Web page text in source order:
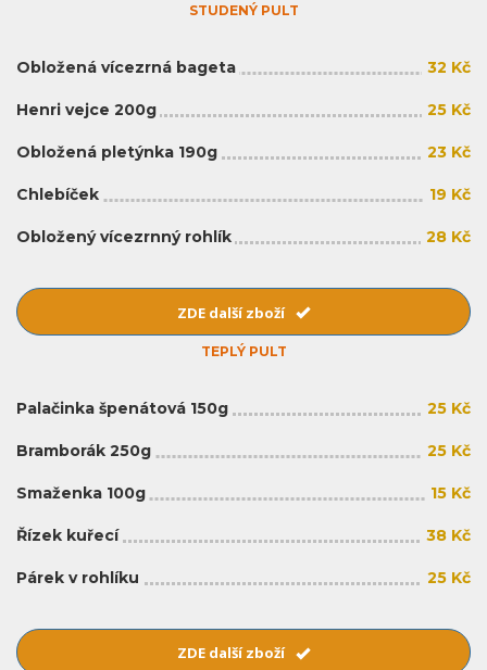
STUDENÝ PULT
Obložená vícezrná bageta 32 Kč
Henri vejce 200g 25 Kč
Obložená pletýnka 190g 23 Kč
Chlebíček 19 Kč
Obložený vícezrnný rohlík 28 Kč
ZDE další zboží
TEPLÝ PULT
Palačinka špenátová 150g 25 Kč
Bramborák 250g 25 Kč
Smaženka 100g 15 Kč
Řízek kuřecí 38 Kč
Párek v rohlíku 25 Kč
ZDE další zboží